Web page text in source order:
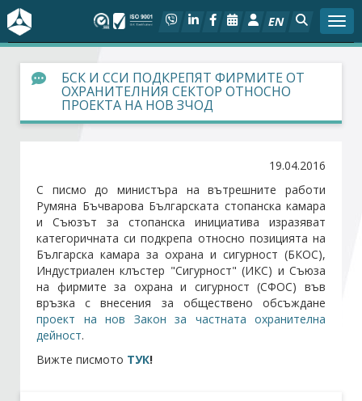
EN
За БСК
На фокус
Социален диалог
Дейности
Арбитражен съд
Проекти
Членове
БСК И ССИ ПОДКРЕПЯТ ФИРМИТЕ ОТ
ОХРАНИТЕЛНИЯ СЕКТОР ОТНОСНО
ПРОЕКТА НА НОВ ЗЧОД
19.04.2016
С писмо до министъра на вътрешните работи
Румяна Бъчварова Българската стопанска камара
и Съюзът за стопанска инициатива изразяват
категоричната си подкрепа относно позицията на
Българска камара за охрана и сигурност (БКОС),
Индустриален клъстер "Сигурност" (ИКС) и Съюза
на фирмите за охрана и сигурност (СФОС) във
връзка с внесения за обществено обсъждане
проект на нов Закон за частната охранителна
дейност.
Вижте писмото ТУК!